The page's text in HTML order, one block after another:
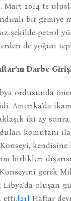
Mart 2014 te
bir gemiye
şekilde petrol
de yoğun
Darbe
ordusunda
Amerika’da
iki ay sonra
komutanı
kendisine
birlikleri
gerek
Libya’da oluşan
etti.[21] Haftar